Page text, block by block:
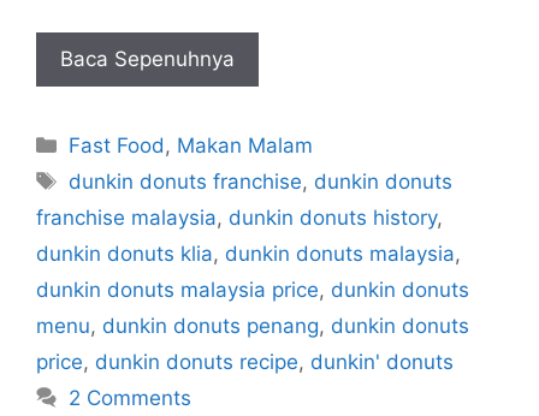
Baca Sepenuhnya
Categories
Fast Food, Makan Malam
Tags
dunkin donuts franchise, dunkin donuts
franchise malaysia, dunkin donuts history,
dunkin donuts klia, dunkin donuts malaysia,
dunkin donuts malaysia price, dunkin donuts
menu, dunkin donuts penang, dunkin donuts
price, dunkin donuts recipe, dunkin' donuts
2 Comments